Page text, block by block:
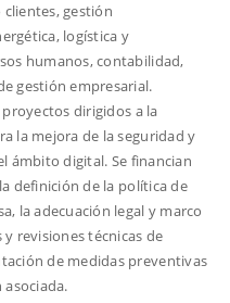
gestión
logística y
humanos, contabilidad,
gestión empresarial.
dirigidos a la
la mejora de la seguridad y
ámbito digital. Se financian
definición de la política de
la adecuación legal y marco
revisiones técnicas de
de medidas preventivas